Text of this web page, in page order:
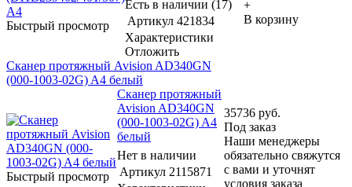
Быстрый просмотр
Есть в наличии (17)
Артикул 421834
Характеристики
Отложить
+
В корзину
Сканер протяжный Avision AD340GN
(000-1003-02G) A4 белый
Быстрый просмотр
Сканер протяжный
Avision AD340GN
(000-1003-02G) A4
белый
Нет в наличии
Артикул 2115871
35736 руб.
Под заказ
Наши менеджеры
обязательно свяжутся
с вами и уточнят
условия заказа